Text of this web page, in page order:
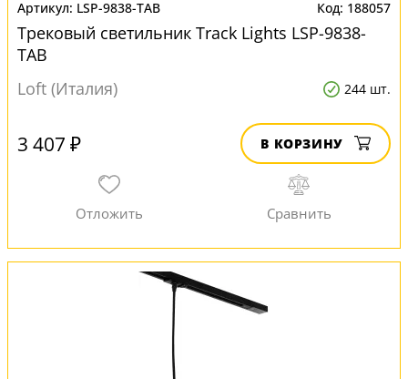
LSP-9838-TAB 188057
Трековый светильник Track Lights LSP-9838-
TAB
Loft (Италия)
244 шт.
3 407 ₽ В КОРЗИНУ